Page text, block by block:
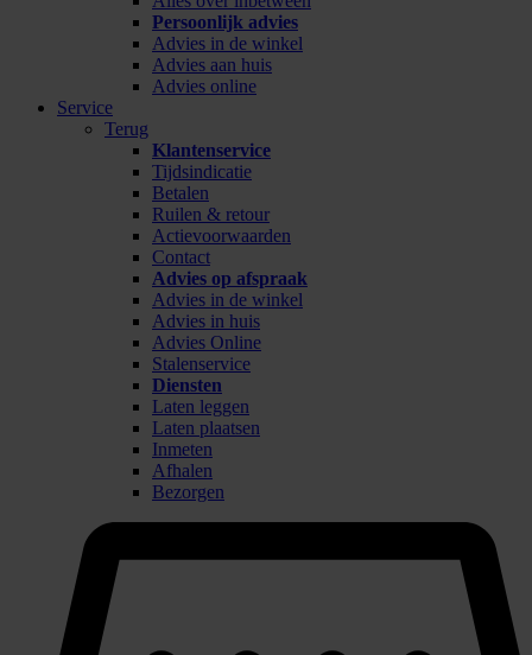
Persoonlijk advies
Advies in de winkel
Advies aan huis
Advies online
Service
Terug
Klantenservice
Tijdsindicatie
Betalen
Ruilen & retour
Actievoorwaarden
Contact
Advies op afspraak
Advies in de winkel
Advies in huis
Advies Online
Stalenservice
Diensten
Laten leggen
Laten plaatsen
Inmeten
Afhalen
Bezorgen